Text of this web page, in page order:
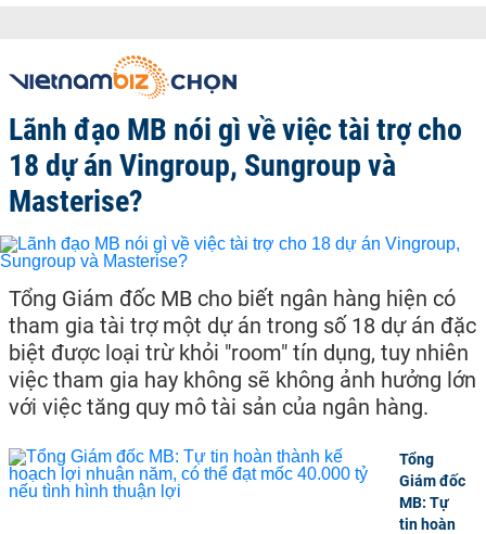
Lãnh đạo MB nói gì về việc tài trợ cho
18 dự án Vingroup, Sungroup và
Masterise?
Tổng Giám đốc MB cho biết ngân hàng hiện có
tham gia tài trợ một dự án trong số 18 dự án đặc
biệt được loại trừ khỏi "room" tín dụng, tuy nhiên
việc tham gia hay không sẽ không ảnh hưởng lớn
với việc tăng quy mô tài sản của ngân hàng.
Tổng
Giám đốc
MB: Tự
tin hoàn